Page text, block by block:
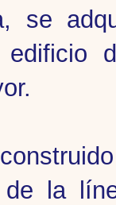
se
de la